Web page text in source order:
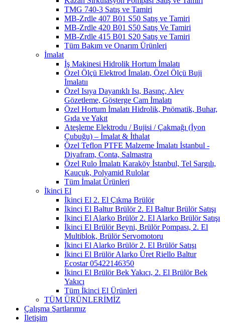
TMG 740-3 Satış ve Tamiri
MB-Zrdle 407 B01 S50 Satış ve Tamiri
MB-Zrdle 420 B01 S50 Satış Ve Tamiri
MB-Zrdle 415 B01 S20 Satış ve Tamiri
Tüm Bakım ve Onarım Ürünleri
İmalat
İş Makinesi Hidrolik Hortum İmalatı
Özel Ölçü Elektrod İmalatı, Özel Ölçü Buji
İmalatıı
Özel Isıya Dayanıklı Isı, Basınç, Alev
Gözetleme, Gösterge Cam İmalatı
Özel Hortum İmalatı Hidrolik, Pnömatik, Buhar,
Gıda ve Yakıt
Ateşleme Elektrodu / Bujisi / Çakmağı (İyon
Çubuğu) – İmalat & İthalat
Özel Teflon PTFE Malzeme İmalatı İstanbul -
Diyafram, Conta, Salmastra
Özel Rulo İmalatı Karaköy İstanbul, Tel Sargılı,
Kauçuk, Polyamid Rulolar
Tüm İmalat Ürünleri
İkinci El
İkinci El 2. El Çıkma Brülör
İkinci El Baltur Brülör 2. El Baltur Brülör Satışı
İkinci El Alarko Brülör 2. El Alarko Brülör Satışı
İkinci El Brülör Beyni, Brülör Pompası, 2. El
Multiblok, Brülör Servomotoru
İkinci El Alarko Brülör 2. El Brülör Satışı
İkinci El Brülör Alarko Üret Riello Baltur
Ecostar 05422146350
İkinci El Brülör Bek Yakıcı, 2. El Brülör Bek
Yakıcı
Tüm İkinci El Ürünleri
TÜM ÜRÜNLERİMİZ
Çalışma Şartlarımız
İletişim